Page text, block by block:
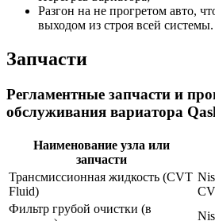
Разгон на не прогретом авто,
выходом из строя всей системы.
Запчасти
Регламентные запчасти и
обслуживания вариатора
Наименование узла или
запчасти
Трансмиссионная жидкость (CVT
Fluid)
Фильтр грубой очистки (в